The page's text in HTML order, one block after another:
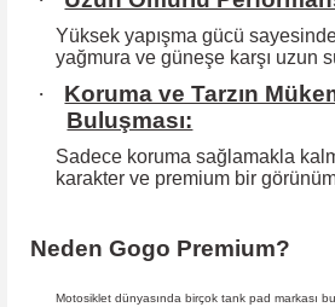
Yüksek yapışma gücü
yağmura ve güneşe karşı uzun
·
Koruma ve Tarzın
Buluşması:
Sadece koruma sağlamakla
karakter ve premium bir
Neden Gogo Premium?
Motosiklet dünyasında birçok tank pad markası